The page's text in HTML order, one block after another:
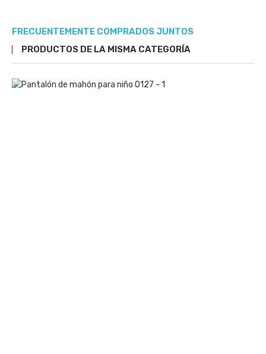
FRECUENTEMENTE COMPRADOS JUNTOS
PRODUCTOS DE LA MISMA CATEGORÍA